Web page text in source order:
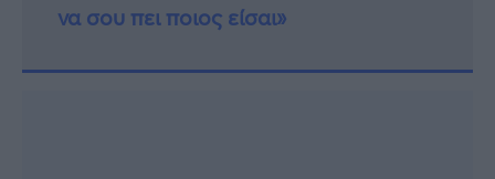
να σου πει ποιος είσαι»